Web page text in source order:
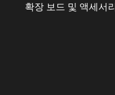
확장 보드 및 액세서리